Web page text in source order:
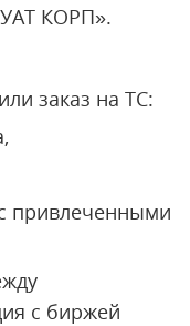
УАТ КОРП».
заказ на ТС:
привлеченными
с биржей